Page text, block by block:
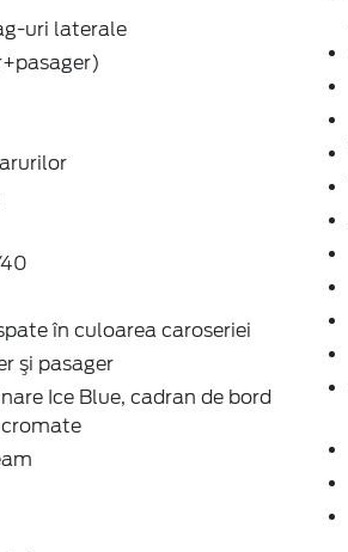
uri laterale
în culoarea caroseriei
şi pasager
Ice Blue, cadran de bord